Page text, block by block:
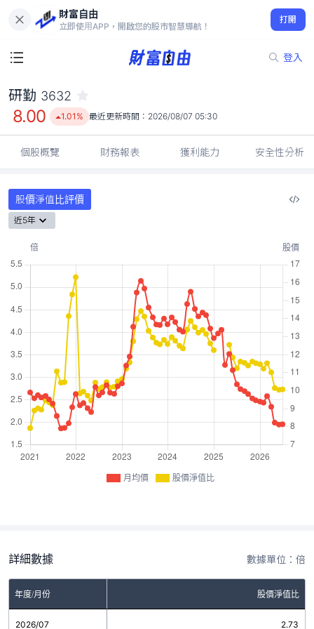
財富自由
立即使用APP，開啟您的股市智慧導航！
打開
登入
8.00
1.01%
研勤 3632
8.00 1.01% 最近更新時間： 2026/08/07 05:30
個股概覽 財務報表 獲利能力 安全性分析
股價淨值比評價
近5年
月均價 股價淨值比
詳細數據 數據單位：倍
年度/月份 股價淨值比
2026/07 2.73